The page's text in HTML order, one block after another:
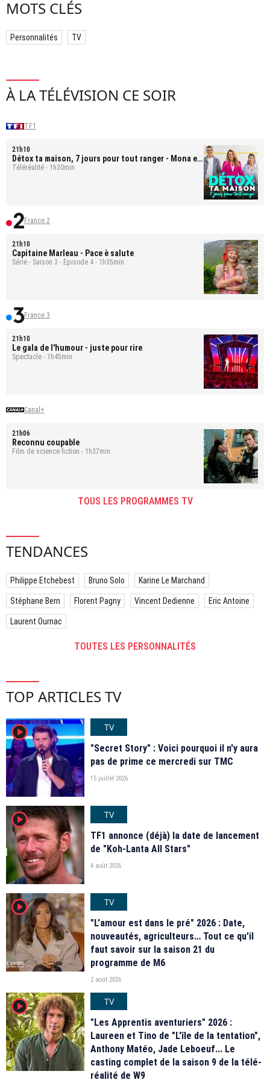
MOTS CLÉS
Personnalités TV
À LA TÉLÉVISION CE SOIR
TF1
21h10
Détox ta maison, 7 jours pour tout ranger - Mona et
Bastien
Téléréalité - 1h30min.
France 2
21h10
Capitaine Marleau - Pace è salute
Série - Saison 3 - Épisode 4 - 1h35min.
France 3
21h10
Le gala de l'humour - juste pour rire
Spectacle - 1h45min.
Canal+
21h06
Reconnu coupable
Film de science fiction - 1h37min.
TOUS LES PROGRAMMES TV
TENDANCES
Philippe Etchebest Bruno Solo Karine Le Marchand
Stéphane Bern Florent Pagny Vincent Dedienne Eric Antoine
Laurent Ournac
TOUTES LES PERSONNALITÉS
TOP ARTICLES TV
player2
TV
"Secret Story" : Voici pourquoi il n'y aura
pas de prime ce mercredi sur TMC
15 juillet 2026
player2
TV
TF1 annonce (déjà) la date de lancement
de "Koh-Lanta All Stars"
4 août 2026
player2
TV
"L'amour est dans le pré" 2026 : Date,
nouveautés, agriculteurs… Tout ce qu'il
faut savoir sur la saison 21 du
programme de M6
2 août 2026
player2
TV
"Les Apprentis aventuriers" 2026 :
Laureen et Tino de "L'île de la tentation",
Anthony Matéo, Jade Leboeuf... Le
casting complet de la saison 9 de la télé-
réalité de W9